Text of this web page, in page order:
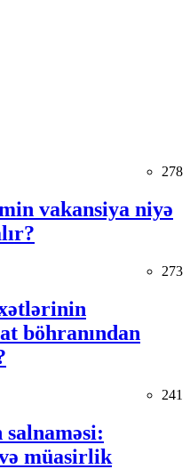
278
vakansiya niyə
273
böhranından
241
salnaməsi:
müasirlik